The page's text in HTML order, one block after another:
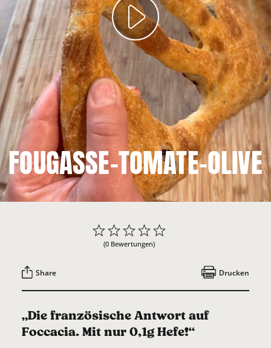
FOUGASSE-TOMATE-OLIVE
Share
(0 Bewertungen)
Drucken
„Die französische Antwort auf
Foccacia. Mit nur 0,1g Hefe!“